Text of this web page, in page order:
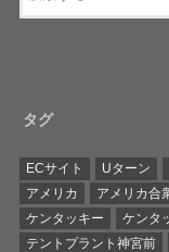
タグ
ECサイト Uターン
アメリカ
アメリカ合
ケンタッキー
ケンタ
テントプラント神宮前